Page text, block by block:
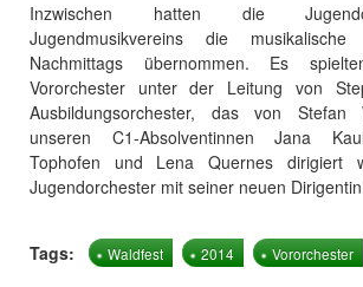
Inzwischen hatten die
Jugendmusikvereins die
Nachmittags übernommen. Es
Vororchester unter der Leitung von
Ausbildungsorchester, das von Stefan
unseren C1-Absolventinnen Jana
Tophofen und Lena Quernes dirigiert
Jugendorchester mit seiner neuen
Tags: Waldfest 2014 Vororchester